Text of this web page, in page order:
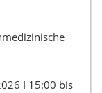
I 15:00 bis